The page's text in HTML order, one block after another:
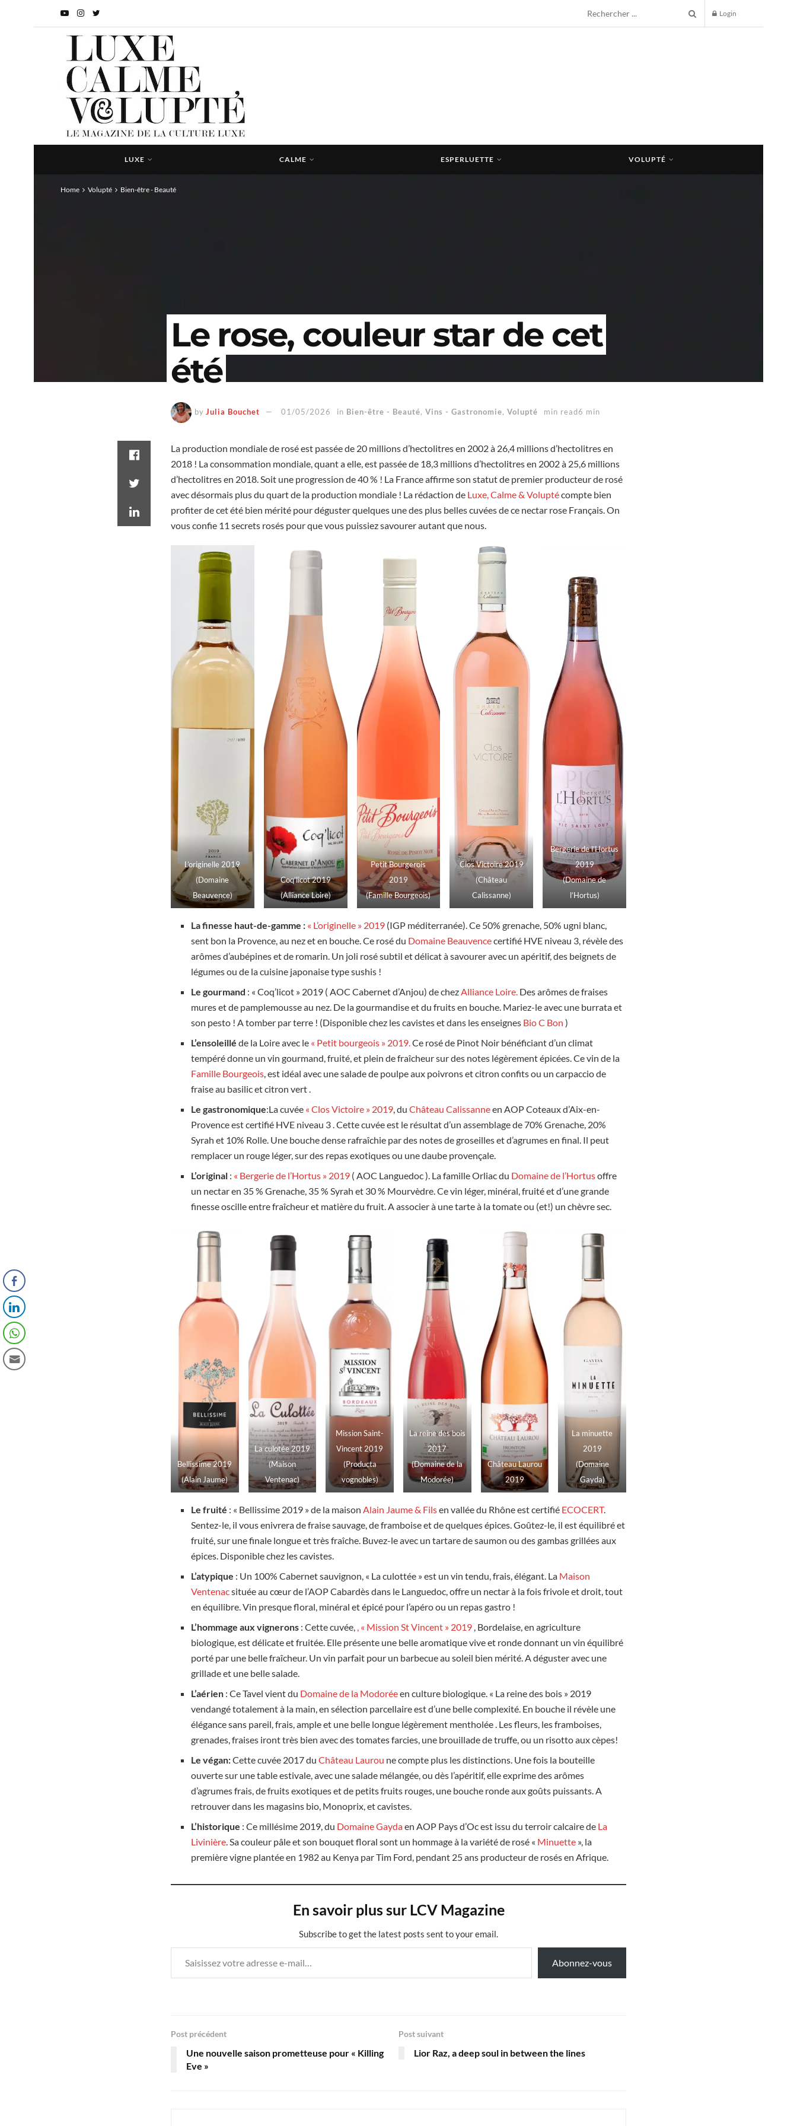
Login
LUXE CALME ESPERLUETTE VOLUPTÉ
Home Volupté Bien-être - Beauté
Le rose, couleur star de cet
été
by Julia Bouchet 01/05/2026 in Bien-être - Beauté,Vins - Gastronomie,Volupté min read6 min
La production mondiale de rosé est passée de 20 millions d’hectolitres en 2002 à 26,4 millions d’hectolitres en
2018 ! La consommation mondiale, quant a elle, est passée de 18,3 millions d’hectolitres en 2002 à 25,6 millions
d’hectolitres en 2018. Soit une progression de 40 % ! La France affirme son statut de premier producteur de rosé
avec désormais plus du quart de la production mondiale ! La rédaction de Luxe, Calme & Voluptécompte bien
profiter de cet été bien mérité pour déguster quelques une des plus belles cuvées de ce nectar rose Français. On
vous confie 11 secrets rosés pour que vous puissiez savourer autant que nous.
L’originelle 2019
(Domaine
Beauvence)
Coq’licot 2019
(Alliance Loire)
Petit Bourgerois
2019
(Famille Bourgeois)
Clos Victoire 2019
(Château
Calissanne)
Bergerie de l’Hortus
2019
(Domaine de
l’Hortus)
La finesse haut-de-gamme : « L’originelle » 2019 (IGP méditerranée). Ce 50% grenache, 50% ugni blanc,
sent bon la Provence, au nez et en bouche. Ce rosé du Domaine Beauvencecertifié HVE niveau 3, révèle des
arômes d’aubépines et de romarin. Un joli rosé subtil et délicat à savourer avec un apéritif, des beignets de
légumes ou de la cuisine japonaise type sushis !
Le gourmand : « Coq’licot » 2019 ( AOC Cabernet d’Anjou) de chezAlliance Loire. Des arômes de fraises
mures et de pamplemousse au nez. De la gourmandise et du fruits en bouche. Mariez-le avec une burrata et
son pesto ! A tomber par terre ! (Disponible chez les cavistes et dans les enseignes Bio C Bon )
L’ensoleilléde la Loire avec le « Petit bourgeois » 2019.Ce rosé de Pinot Noir bénéficiant d’un climat
tempéré donne un vin gourmand, fruité, et plein de fraîcheur sur des notes légèrement épicées. Ce vin de la
Famille Bourgeois, est idéal avec une salade de poulpe aux poivrons et citron confits ou un carpaccio de
fraise au basilic et citron vert .
Le gastronomique:La cuvée « Clos Victoire » 2019, duChâteau Calissanneen AOP Coteaux d’Aix-en-
Provence est certifié HVE niveau 3 . Cette cuvée est le résultat d’un assemblage de 70% Grenache, 20%
Syrah et 10% Rolle. Une bouche dense rafraîchie par des notes de groseilles et d’agrumes en final. Il peut
remplacer un rouge léger, sur des repas exotiques ou une daube provençale.
L’original : « Bergerie de l’Hortus » 2019 ( AOC Languedoc ). La famille Orliac du Domaine de l’Hortusoffre
un nectar en 35 % Grenache, 35 % Syrah et 30 % Mourvèdre. Ce vin léger, minéral, fruité et d’une grande
finesse oscille entre fraîcheur et matière du fruit. A associer à une tarte à la tomate ou (et!) un chèvre sec.
Bellissime 2019
(Alain Jaume)
La culotée 2019
(Maison
Ventenac)
Mission Saint-
Vincent 2019
(Producta
vognobles)
La reine des bois
2017
(Domaine de la
Modorée)
Château Laurou
2019
La minuette
2019
(Domaine
Gayda)
Le fruité : « Bellissime 2019 » de la maison Alain Jaume & Filsen vallée du Rhône est certifié ECOCERT.
Sentez-le, il vous enivrera de fraise sauvage, de framboise et de quelques épices. Goûtez-le, il est équilibré et
fruité, sur une finale longue et très fraîche. Buvez-le avec un tartare de saumon ou des gambas grillées aux
épices. Disponible chez les cavistes.
L’atypique : Un 100% Cabernet sauvignon, « La culottée » est un vin tendu, frais, élégant. La Maison
Ventenacsituée au cœur de l’AOP Cabardès dans le Languedoc, offre un nectar à la fois frivole et droit, tout
en équilibre. Vin presque floral, minéral et épicé pour l’apéro ou un repas gastro !
L’hommage aux vignerons : Cette cuvée, , « Mission St Vincent » 2019 , Bordelaise, en agriculture
biologique, est délicate et fruitée. Elle présente une belle aromatique vive et ronde donnant un vin équilibré
porté par une belle fraîcheur. Un vin parfait pour un barbecue au soleil bien mérité. A déguster avec une
grillade et une belle salade.
L’aérien : Ce Tavel vient du Domaine de la Modoréeen culture biologique. « La reine des bois » 2019
vendangé totalement à la main, en sélection parcellaire est d’une belle complexité. En bouche il révèle une
élégance sans pareil, frais, ample et une belle longue légèrement mentholée . Les fleurs, les framboises,
grenades, fraises iront très bien avec des tomates farcies, une brouillade de truffe, ou un risotto aux cèpes!
Le végan:Cette cuvée 2017 duChâteau Laurou ne compte plus les distinctions. Une fois la bouteille
ouverte sur une table estivale, avec une salade mélangée, ou dès l’apéritif, elle exprime des arômes
d’agrumes frais, de fruits exotiques et de petits fruits rouges, une bouche ronde aux goûts puissants. A
retrouver dans les magasins bio, Monoprix, et cavistes.
L’historique : Ce millésime 2019, du Domaine Gaydaen AOP Pays d’Oc est issu du terroir calcaire de La
Livinière . Sa couleur pâle et son bouquet floral sont un hommage à la variété de rosé « Minuette », la
première vigne plantée en 1982 au Kenya par Tim Ford, pendant 25 ans producteur de rosés en Afrique.
En savoir plus sur LCV Magazine
Subscribe to get the latest posts sent to your email.
Saisissez votre adresse e-mail…
Abonnez-vous
Post précédent
Une nouvelle saison prometteuse pour « Killing
Eve »
Post suivant
Lior Raz, a deep soul in between the lines